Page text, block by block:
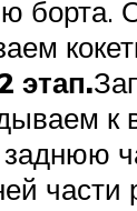
борта.
этап.
к
заднюю
части